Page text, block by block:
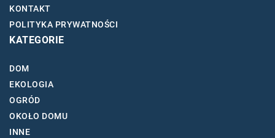
KONTAKT
POLITYKA PRYWATNOŚCI
KATEGORIE
DOM
EKOLOGIA
OGRÓD
OKOŁO DOMU
INNE